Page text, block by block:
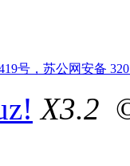
号，苏公网安备
X3.2